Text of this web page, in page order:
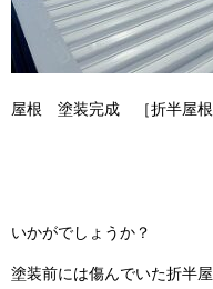
屋根 塗装完成 ［折半屋根
いかがでしょうか？
塗装前には傷んでいた折半